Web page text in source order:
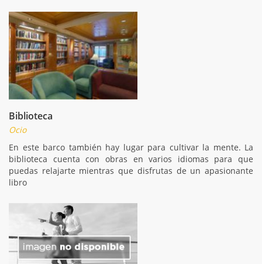
Biblioteca
Ocio
En este barco también hay lugar para cultivar la mente. La
biblioteca cuenta con obras en varios idiomas para que
puedas relajarte mientras que disfrutas de un apasionante
libro